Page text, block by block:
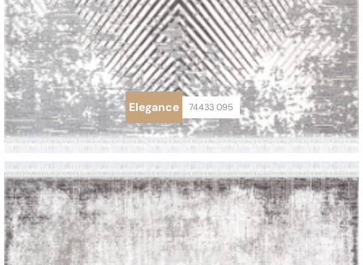
Elegance 74433 095